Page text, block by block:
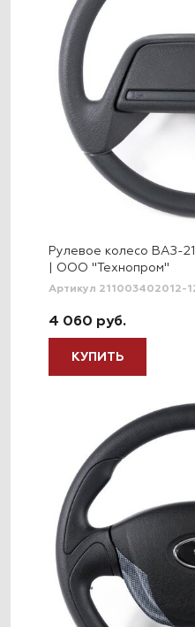
Рулевое колесо ВАЗ-
| ООО "Технопром"
Артикул 211003402012-
4 060 руб.
КУПИТЬ